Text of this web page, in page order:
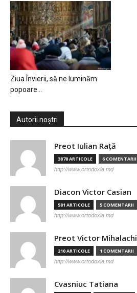
Ziua Învierii, să ne luminăm
popoare…
Autorii noștri
Preot Iulian Raţă
3878 ARTICOLE 6 COMENTARII
http://www.ortodoxia.md
Diacon Victor Casian
581 ARTICOLE 5 COMENTARII
http://www.ortodoxia.md
Preot Victor Mihalachi
210 ARTICOLE 1 COMENTARII
http://www.ortodoxia.md
Cvasniuc Tatiana